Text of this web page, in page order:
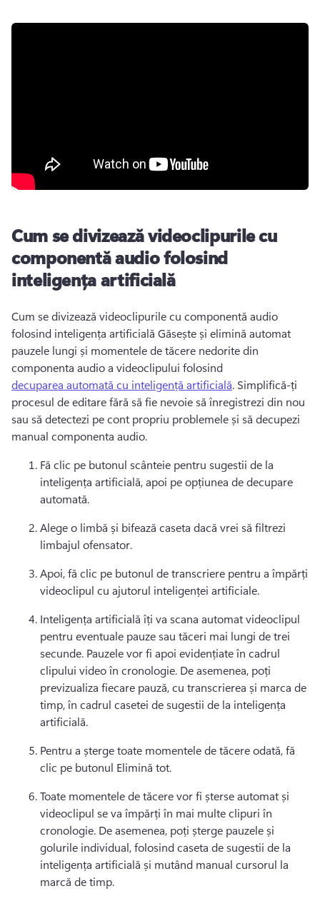
Cum se divizează videoclipurile cu
componentă audio folosind
inteligența artificială
Cum se divizează videoclipurile cu componentă audio
folosind inteligența artificială Găsește și elimină automat
pauzele lungi și momentele de tăcere nedorite din
componenta audio a videoclipului folosind
decuparea automată cu inteligență artificială. Simplifică-ți
procesul de editare fără să fie nevoie să înregistrezi din nou
sau să detectezi pe cont propriu problemele și să decupezi
manual componenta audio.
Fă clic pe butonul scânteie pentru sugestii de la
inteligența artificială, apoi pe opțiunea de decupare
automată.
Alege o limbă și bifează caseta dacă vrei să filtrezi
limbajul ofensator.
Apoi, fă clic pe butonul de transcriere pentru a împărți
videoclipul cu ajutorul inteligenței artificiale.
Inteligența artificială îți va scana automat videoclipul
pentru eventuale pauze sau tăceri mai lungi de trei
secunde. Pauzele vor fi apoi evidențiate în cadrul
clipului video în cronologie. De asemenea, poți
previzualiza fiecare pauză, cu transcrierea și marca de
timp, în cadrul casetei de sugestii de la inteligența
artificială.
Pentru a șterge toate momentele de tăcere odată, fă
clic pe butonul Elimină tot.
Toate momentele de tăcere vor fi șterse automat și
videoclipul se va împărți în mai multe clipuri în
cronologie. De asemenea, poți șterge pauzele și
golurile individual, folosind caseta de sugestii de la
inteligența artificială și mutând manual cursorul la
marcă de timp.